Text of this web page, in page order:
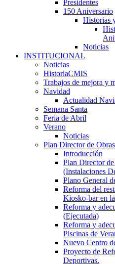
Presidentes
150 Aniversario
Historias
Noticias
INSTITUCIONAL
Noticias
HistoriaCMIS
Trabajos de mejora y
Navidad
Actualidad
Semana Santa
Feria de Abril
Verano
Noticias
Plan Director de Obras
Introducción
Plan Director
(Instalaciones
Plano General
Reforma del
Kiosko-bar en
Reforma y
(Ejecutada)
Reforma y
Piscinas de
Nuevo Centro
Proyecto de
Deportivas.